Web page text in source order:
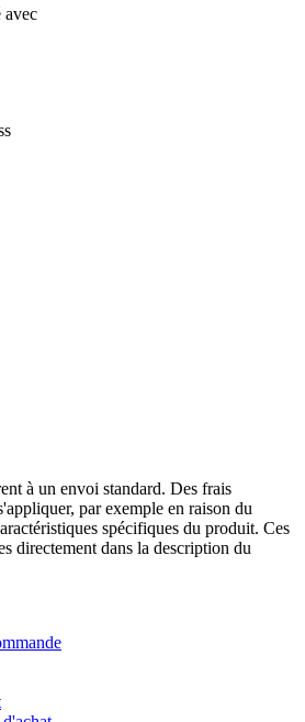
avec
à un envoi standard. Des frais
par exemple en raison du
spécifiques du produit. Ces
directement dans la description du